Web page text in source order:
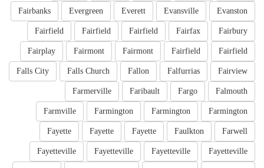
Evanston
Evansville
Everett
Evergreen
Fairbanks
Fairbury
Fairfax
Fairfield
Fairfield
Fairfield
Fairfield
Fairfield
Fairmont
Fairmont
Fairplay
Fairview
Falfurrias
Fallon
Falls Church
Falls City
Falmouth
Fargo
Faribault
Farmerville
Farmington
Farmington
Farmington
Farmville
Farwell
Faulkton
Fayette
Fayette
Fayette
Fayetteville
Fayetteville
Fayetteville
Fayetteville